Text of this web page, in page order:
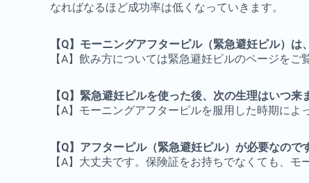
なればなるほど成功率は低くなっていきます。
【Q】モーニングアフターピル（緊急避妊ピル）は
【A】飲み方については緊急避妊ピルのページをご
【Q】緊急避妊ピルを使った後、次の生理はいつ来
【A】モーニングアフターピルを服用した時期に
【Q】アフターピル（緊急避妊ピル）が必要なの
【A】大丈夫です。保険証をお持ちでなくても、